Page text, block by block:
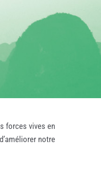
forces vives en
notre